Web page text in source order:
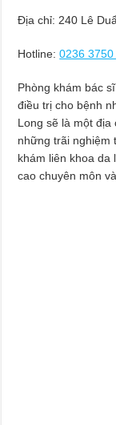
Địa chỉ: 240 Lê
Hotline: 0236 3750
Phòng khám bác
điều trị cho bệnh
Long sẽ là một địa
những trãi nghiệm
khám liên khoa da
cao chuyên môn